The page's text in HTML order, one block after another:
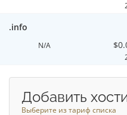
.info
N/A
Добавить
Выберите из тариф списка